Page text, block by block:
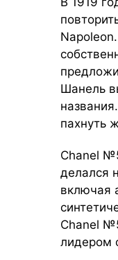
Шанель
пахнуть
Chanel
делался
включая
Chanel
лидером